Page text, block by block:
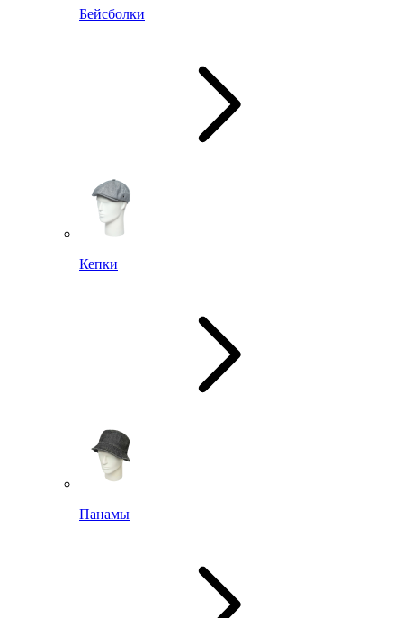
Бейсболки
Кепки
Панамы